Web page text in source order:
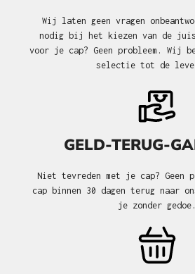
Wij laten geen vragen
nodig bij het kiezen van de
voor je cap? Geen probleem. Wij
selectie tot de
GELD-TERUG-
Niet tevreden met je cap? Geen
cap binnen 30 dagen terug naar
je zonder gedoe.